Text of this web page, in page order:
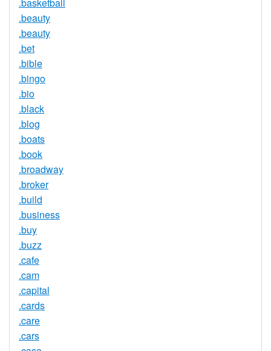
.beauty
.beauty
.bet
.bible
.bingo
.bio
.black
.blog
.boats
.book
.broadway
.broker
.build
.business
.buy
.buzz
.cafe
.cam
.capital
.cards
.care
.cars